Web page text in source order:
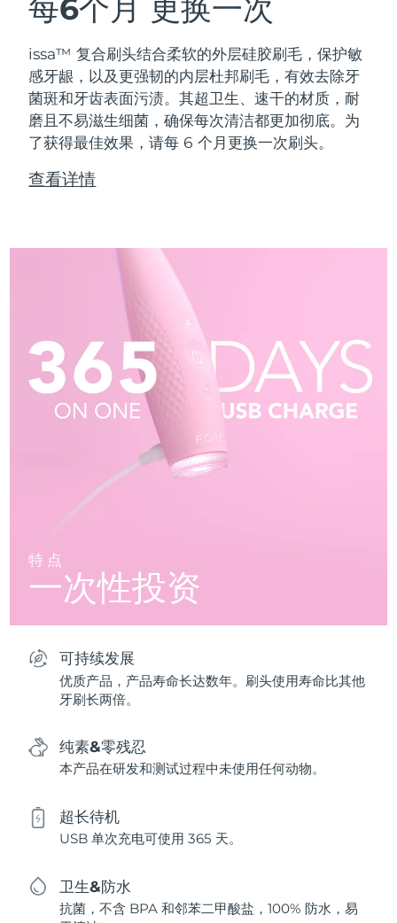
每6个月 更换一次
issa™ 复合刷头结合柔软的外层硅胶刷毛，保护敏
感牙龈，以及更强韧的内层杜邦刷毛，有效去除牙
菌斑和牙齿表面污渍。其超卫生、速干的材质，耐
磨且不易滋生细菌，确保每次清洁都更加彻底。为
了获得最佳效果，请每 6 个月更换一次刷头。
查看详情
特点
一次性投资
可持续发展
优质产品，产品寿命长达数年。刷头使用寿命比其他
牙刷长两倍。
纯素&零残忍
本产品在研发和测试过程中未使用任何动物。
超长待机
USB 单次充电可使用 365 天。
卫生&防水
抗菌，不含 BPA 和邻苯二甲酸盐，100% 防水，易